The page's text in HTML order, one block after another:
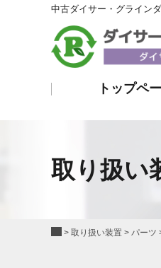
中古ダイサー・グライン
トップペ
取り扱い
> 取り扱い装置 > パーツ